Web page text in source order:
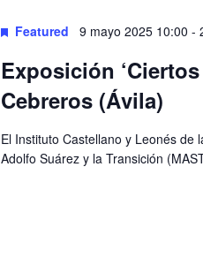
Featured 9 mayo 2025 10:00 -
Exposición
Cebreros (Ávila)
El Instituto Castellano y Leonés de
Adolfo Suárez y la Transición